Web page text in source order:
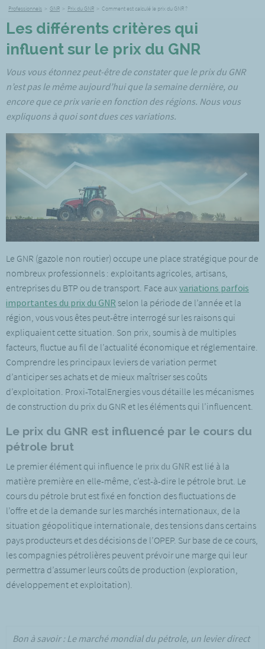
Professionnels > GNR > Prix du GNR > Comment est calculé le prix du GNR ?
Les différents critères qui
influent sur le prix du GNR
Vous vous étonnez peut-être de constater que le prix du GNR
n’est pas le même aujourd’hui que la semaine dernière, ou
encore que ce prix varie en fonction des régions. Nous vous
expliquons à quoi sont dues ces variations.
Le GNR (gazole non routier) occupe une place stratégique pour de
nombreux professionnels : exploitants agricoles, artisans,
entreprises du BTP ou de transport. Face aux variations parfois
importantes du prix du GNR selon la période de l’année et la
région, vous vous êtes peut-être interrogé sur les raisons qui
expliquaient cette situation. Son prix, soumis à de multiples
facteurs, fluctue au fil de l’actualité économique et réglementaire.
Comprendre les principaux leviers de variation permet
d’anticiper ses achats et de mieux maîtriser ses coûts
d’exploitation. Proxi-TotalEnergies vous détaille les mécanismes
de construction du prix du GNR et les éléments qui l’influencent.
Le prix du GNR est influencé par le cours du
pétrole brut
Le premier élément qui influence le prix du GNR est lié à la
matière première en elle-même, c’est-à-dire le pétrole brut. Le
cours du pétrole brut est fixé en fonction des fluctuations de
l’offre et de la demande sur les marchés internationaux, de la
situation géopolitique internationale, des tensions dans certains
pays producteurs et des décisions de l’OPEP. Sur base de ce cours,
les compagnies pétrolières peuvent prévoir une marge qui leur
permettra d’assumer leurs coûts de production (exploration,
développement et exploitation).
Bon à savoir : Le marché mondial du pétrole, un levier direct